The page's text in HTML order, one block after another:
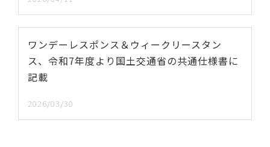
ワンデーレスポンス＆ウィークリースタン
ス、令和7年度より国土交通省の共通仕様書に
記載
2026/03/30